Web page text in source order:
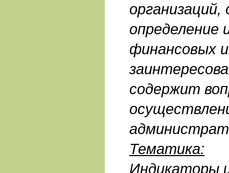
определение
финансовых
содержит
Тематика:
Индикаторы